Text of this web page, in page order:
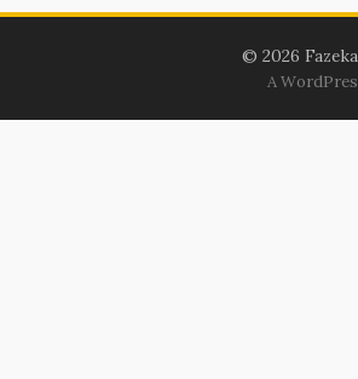
© 2026
A